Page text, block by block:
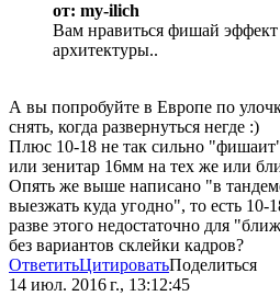
от: my-ilich
Вам нравиться фишай эффект
архитектуры..
А вы попробуйте в Европе по
снять, когда развернуться негде :)
Плюс 10-18 не так сильно
или зенитар 16мм на тех же или
Опять же выше написано "в
выезжать куда угодно", то есть 10-
разве этого недостаточно для
без вариантов склейки кадров?
ОтветитьЦитироватьПоделиться
14 июл. 2016 г., 13:12:45